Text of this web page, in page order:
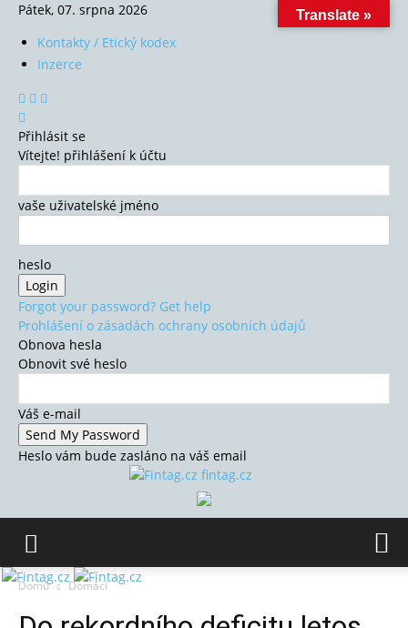
Pátek, 07. srpna 2026
Kontakty / Etický kodex
Inzerce
Přihlásit se
Vítejte! přihlášení k účtu
vaše uživatelské jméno
heslo
Forgot your password? Get help
Prohlášení o zásadách ochrany osobních údajů
Obnova hesla
Obnovit své heslo
Váš e-mail
Heslo vám bude zasláno na váš email
fintag.cz
Domů Domácí
Translate »